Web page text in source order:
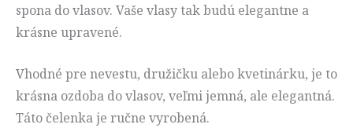
spona do vlasov. Vaše vlasy tak budú elegantne a
krásne upravené.
Vhodné pre nevestu, družičku alebo kvetinárku, je to
krásna ozdoba do vlasov, veľmi jemná, ale elegantná.
Táto čelenka je ručne vyrobená.